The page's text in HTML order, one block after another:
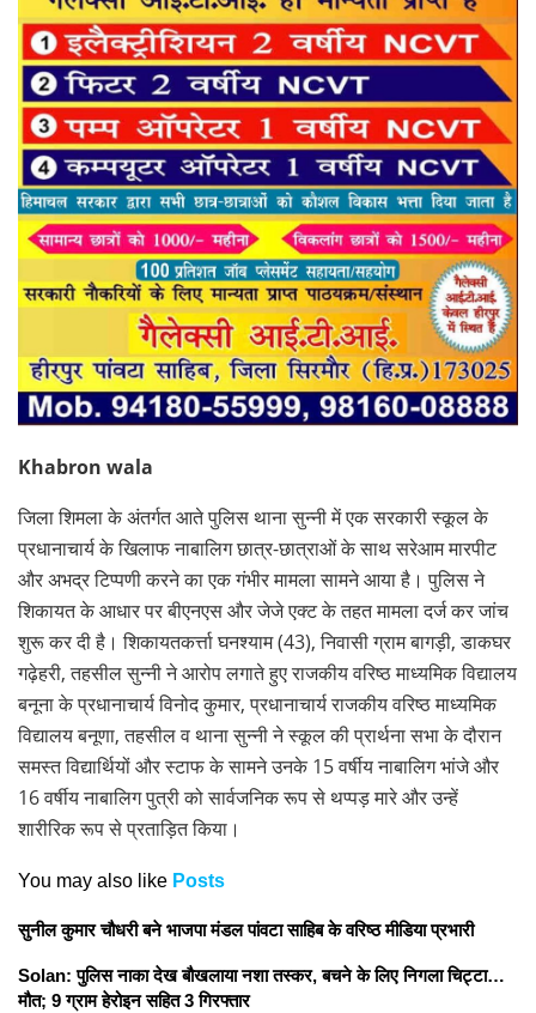
Khabron wala
जिला शिमला के अंतर्गत आते पुलिस थाना सुन्नी में एक सरकारी स्कूल के
प्रधानाचार्य के खिलाफ नाबालिग छात्र-छात्राओं के साथ सरेआम मारपीट
और अभद्र टिप्पणी करने का एक गंभीर मामला सामने आया है। पुलिस ने
शिकायत के आधार पर बीएनएस और जेजे एक्ट के तहत मामला दर्ज कर जांच
शुरू कर दी है। शिकायतकर्त्ता घनश्याम (43), निवासी ग्राम बागड़ी, डाकघर
गढ़ेहरी, तहसील सुन्नी ने आरोप लगाते हुए राजकीय वरिष्ठ माध्यमिक विद्यालय
बनूना के प्रधानाचार्य विनोद कुमार, प्रधानाचार्य राजकीय वरिष्ठ माध्यमिक
विद्यालय बनूणा, तहसील व थाना सुन्नी ने स्कूल की प्रार्थना सभा के दौरान
समस्त विद्यार्थियों और स्टाफ के सामने उनके 15 वर्षीय नाबालिग भांजे और
16 वर्षीय नाबालिग पुत्री को सार्वजनिक रूप से थप्पड़ मारे और उन्हें
शारीरिक रूप से प्रताड़ित किया।
You may also like Posts
सुनील कुमार चौधरी बने भाजपा मंडल पांवटा साहिब के वरिष्ठ मीडिया प्रभारी
Solan: पुलिस नाका देख बौखलाया नशा तस्कर, बचने के लिए निगला चिट्टा…
मौत; 9 ग्राम हेरोइन सहित 3 गिरफ्तार